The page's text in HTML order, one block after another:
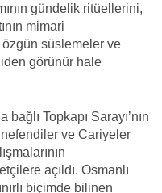
gündelik ritüellerini,
mimari
süslemeler ve
görünür hale
Topkapı Sarayı’nın
ve Cariyeler
açıldı. Osmanlı
biçimde bilinen